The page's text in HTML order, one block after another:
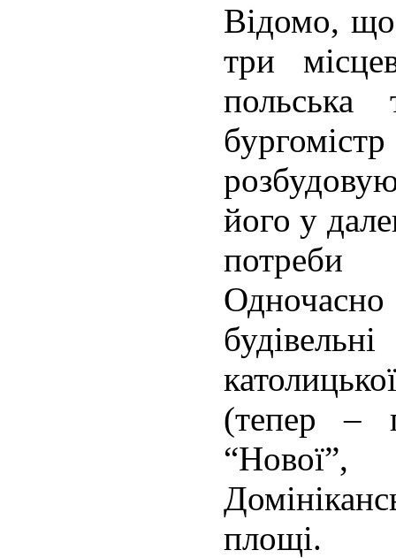
Відомо, що
три
польська
його у
потреби
(тепер –
площі.